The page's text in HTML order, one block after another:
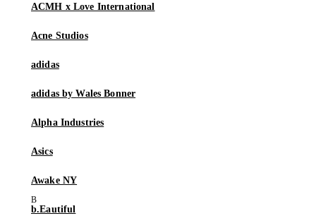
ACMH x Love International
Acne Studios
adidas
adidas by Wales Bonner
Alpha Industries
Asics
Awake NY
b.Eautiful